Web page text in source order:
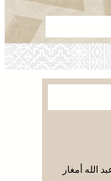
الجديدة ..
الله أمغار